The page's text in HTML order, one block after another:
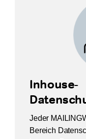
Inhouse-
Jeder
Bereich